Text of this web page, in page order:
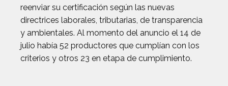
reenviar su certificación según las nuevas
directrices laborales, tributarias, de transparencia
y ambientales. Al momento del anuncio el 14 de
julio había 52 productores que cumplían con los
criterios y otros 23 en etapa de cumplimiento.